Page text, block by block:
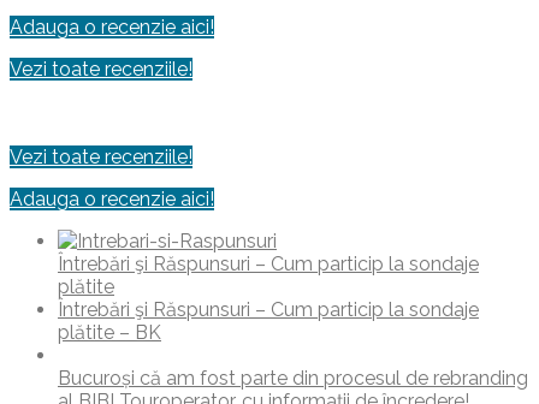
Adauga o recenzie aici!
Vezi toate recenziile!
Vezi toate recenziile!
Adauga o recenzie aici!
Întrebări şi Răspunsuri – Cum particip la sondaje
plătite
Întrebări şi Răspunsuri – Cum particip la sondaje
plătite – BK
Bucuroși că am fost parte din procesul de rebranding